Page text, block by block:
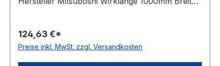
Norm DIN 7721 antistatisch nein
124,63 €*
Preise inkl. MwSt. zzgl. Versandkosten